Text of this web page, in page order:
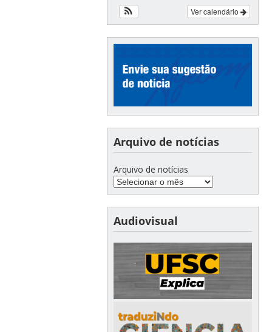
Ver calendário
Arquivo de notícias
Arquivo de notícias
Audiovisual